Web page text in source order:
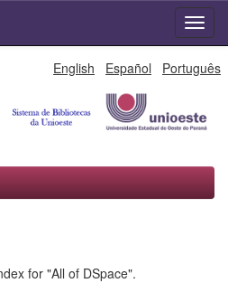
English Español Português
for "All of DSpace".